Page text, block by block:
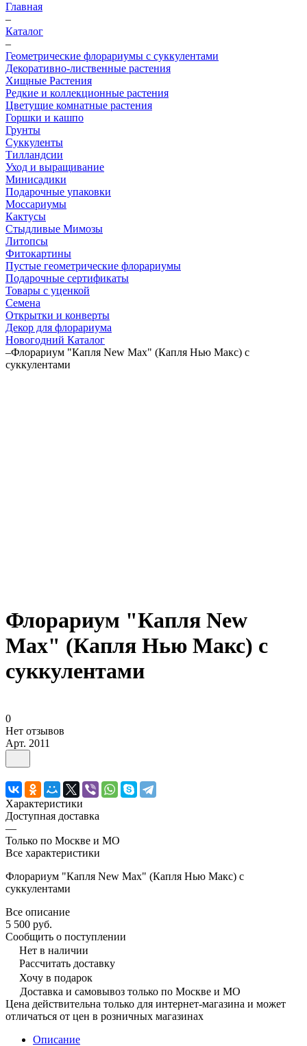
Главная
–
Каталог
–
Геометрические флорариумы с суккулентами
Декоративно-лиственные растения
Хищные Растения
Редкие и коллекционные растения
Цветущие комнатные растения
Горшки и кашпо
Грунты
Суккуленты
Тилландсии
Уход и выращивание
Минисадики
Подарочные упаковки
Моссариумы
Кактусы
Стыдливые Мимозы
Литопсы
Фитокартины
Пустые геометрические флорариумы
Подарочные сертификаты
Товары с уценкой
Семена
Открытки и конверты
Декор для флорариума
Новогодний Каталог
–Флорариум "Капля New Max" (Капля Нью Макс) с
суккулентами
Флорариум "Капля New
Max" (Капля Нью Макс) с
суккулентами
0
Нет отзывов
Арт. 2011
Характеристики
Доступная доставка
—
Только по Москве и МО
Все характеристики
Флорариум "Капля New Max" (Капля Нью Макс) с
суккулентами
Все описание
5 500 руб.
Сообщить о поступлении
Нет в наличии
Рассчитать доставку
Хочу в подарок
Доставка и самовывоз только по Москве и МО
Цена действительна только для интернет-магазина и может
отличаться от цен в розничных магазинах
Описание